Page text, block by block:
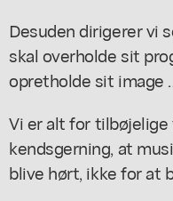
Desuden dirigerer vi
skal overholde sit
opretholde sit image
Vi er alt for
kendsgerning, at
blive hørt, ikke for at